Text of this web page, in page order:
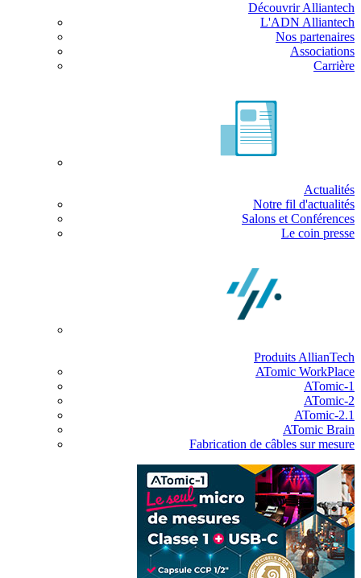
Découvrir Alliantech
L'ADN Alliantech
Nos partenaires
Associations
Carrière
Actualités
Notre fil d'actualités
Salons et Conférences
Le coin presse
Produits AllianTech
ATomic WorkPlace
ATomic-1
ATomic-2
ATomic-2.1
ATomic Brain
Fabrication de câbles sur mesure